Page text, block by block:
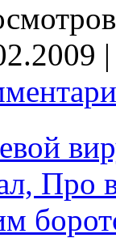
Про